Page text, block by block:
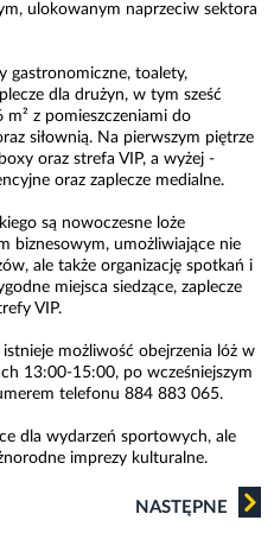
ulokowanym naprzeciw sektora
gastronomiczne, toalety,
dla drużyn, w tym sześć
m² z pomieszczeniami do
siłownią. Na pierwszym piętrze
oraz strefa VIP, a wyżej -
oraz zaplecze medialne.
są nowoczesne loże
biznesowym, umożliwiające nie
ale także organizację spotkań i
miejsca siedzące, zaplecze
VIP.
możliwość obejrzenia lóż w
13:00-15:00, po wcześniejszym
telefonu 884 883 065.
dla wydarzeń sportowych, ale
imprezy kulturalne.
NASTĘPNE